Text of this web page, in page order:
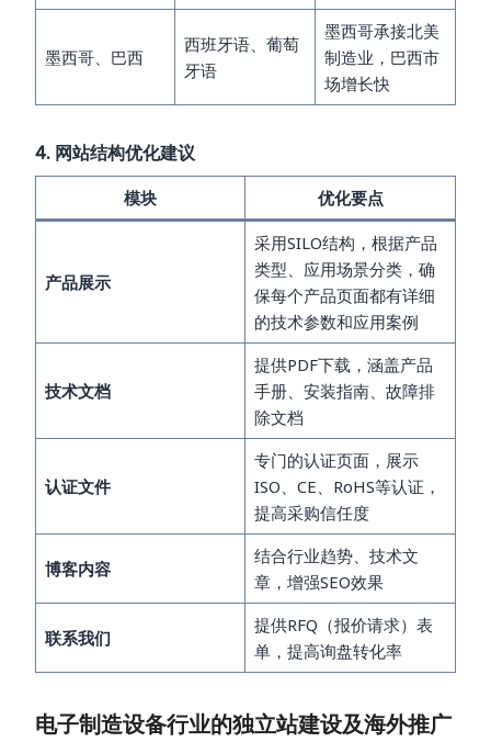
墨西哥、巴西
西班牙语、葡萄
牙语
墨西哥承接北美
制造业，巴西市
场增长快
4. 网站结构优化建议
模块 优化要点
产品展示
采用SILO结构，根据产品
类型、应用场景分类，确
保每个产品页面都有详细
的技术参数和应用案例
技术文档
提供PDF下载，涵盖产品
手册、安装指南、故障排
除文档
认证文件
专门的认证页面，展示
ISO、CE、RoHS等认证，
提高采购信任度
博客内容
结合行业趋势、技术文
章，增强SEO效果
联系我们
提供RFQ（报价请求）表
单，提高询盘转化率
电子制造设备行业的独立站建设及海外推广